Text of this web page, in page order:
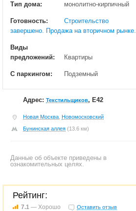
Тип дома: монолитно-кирпичный
Готовность:
Строительство
завершено. Продажа на вторичном рынке.
Виды
предложений:
Квартиры
С паркингом: Подземный
Адрес: Текстильщиков, Е42
Новая Москва Новомосковский
Бунинская аллея (13.6 км)
Данные об объекте приведены в
ознакомительных целях.
Рейтинг:
7.1 — Хорошо Оставить отзыв